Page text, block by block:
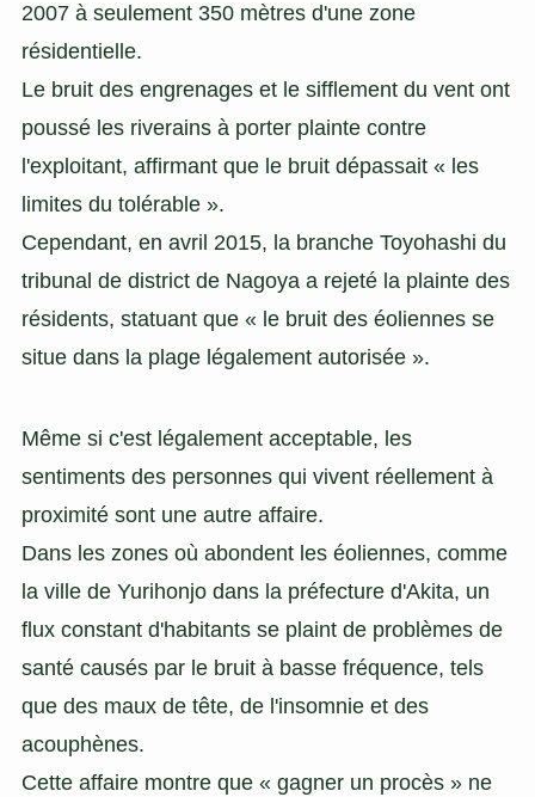
2007 à seulement 350 mètres d'une zone
résidentielle.
Le bruit des engrenages et le sifflement du vent ont
poussé les riverains à porter plainte contre
l'exploitant, affirmant que le bruit dépassait « les
limites du tolérable ».
Cependant, en avril 2015, la branche Toyohashi du
tribunal de district de Nagoya a rejeté la plainte des
résidents, statuant que « le bruit des éoliennes se
situe dans la plage légalement autorisée ».
Même si c'est légalement acceptable, les
sentiments des personnes qui vivent réellement à
proximité sont une autre affaire.
Dans les zones où abondent les éoliennes, comme
la ville de Yurihonjo dans la préfecture d'Akita, un
flux constant d'habitants se plaint de problèmes de
santé causés par le bruit à basse fréquence, tels
que des maux de tête, de l'insomnie et des
acouphènes.
Cette affaire montre que « gagner un procès » ne